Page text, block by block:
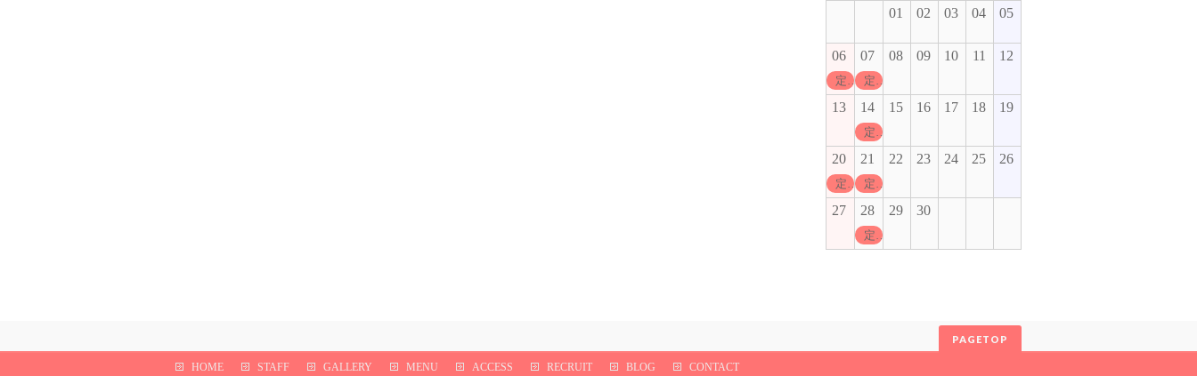
01 02 03 04 05
06
定休日
07
定休日
08 09 10 11 12
13 14
定休日
15 16 17 18 19
20
定休日
21
定休日
22 23 24 25 26
27 28
定休日
29 30
PAGETOP
HOME STAFF GALLERY MENU ACCESS RECRUIT BLOG CONTACT